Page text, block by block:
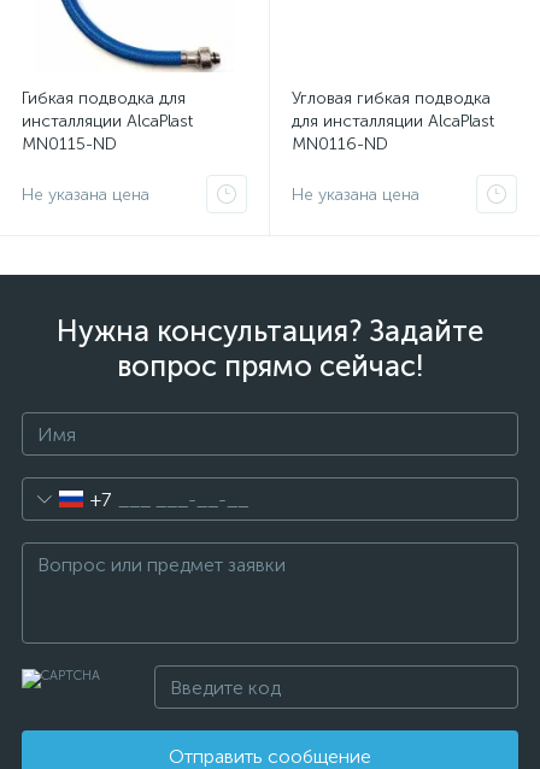
Гибкая подводка для
инсталляции AlcaPlast
MN0115-ND
Не указана цена
Угловая гибкая подводка
для инсталляции AlcaPlast
MN0116-ND
Не указана цена
Нужна консультация? Задайте
вопрос прямо сейчас!
+7
Отправить сообщение